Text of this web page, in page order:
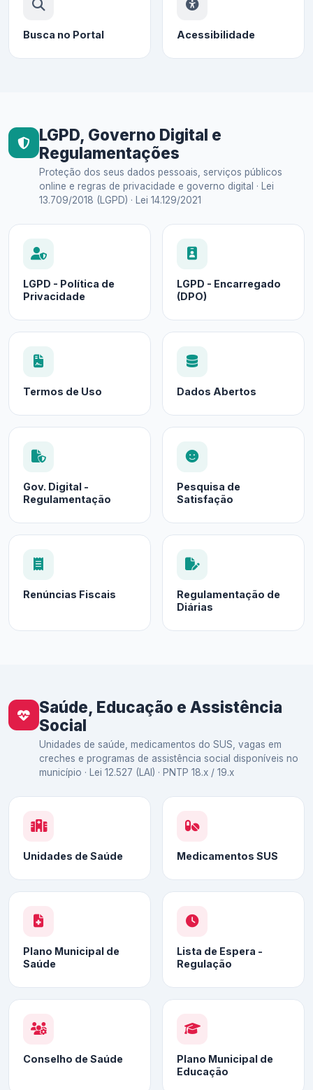
Busca no Portal Acessibilidade
LGPD, Governo Digital e
Regulamentações
Proteção dos seus dados pessoais, serviços públicos
online e regras de privacidade e governo digital · Lei
13.709/2018 (LGPD) · Lei 14.129/2021
LGPD - Política de
Privacidade
LGPD - Encarregado
(DPO)
Termos de Uso Dados Abertos
Gov. Digital -
Regulamentação
Pesquisa de
Satisfação
Renúncias Fiscais
Regulamentação de
Diárias
Saúde, Educação e Assistência
Social
Unidades de saúde, medicamentos do SUS, vagas em
creches e programas de assistência social disponíveis no
município · Lei 12.527 (LAI) · PNTP 18.x / 19.x
Unidades de Saúde Medicamentos SUS
Plano Municipal de
Saúde
Lista de Espera -
Regulação
Conselho de Saúde
Plano Municipal de
Educação